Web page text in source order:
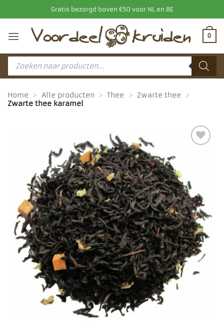
naar
inhoud
Gratis bezorgd boven €50 voor NL en BE
0
Producten
zoeken
Home > Alle producten > Thee > Zwarte thee
>
Zwarte thee karamel
Toevoegen
favorieten